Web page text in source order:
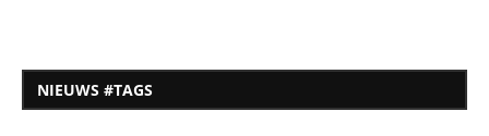
NIEUWS #TAGS